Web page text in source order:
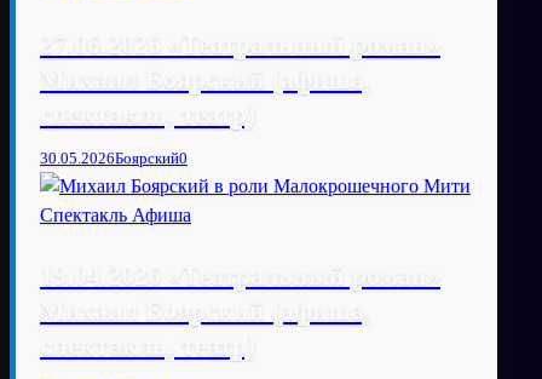
27.06.2026 «Театральный роман»
Михаил Боярский (афиша,
спектакль, театр)
30.05.2026Боярский0
19.04.2026 «Театральный роман»
Михаил Боярский (афиша,
спектакль, театр)